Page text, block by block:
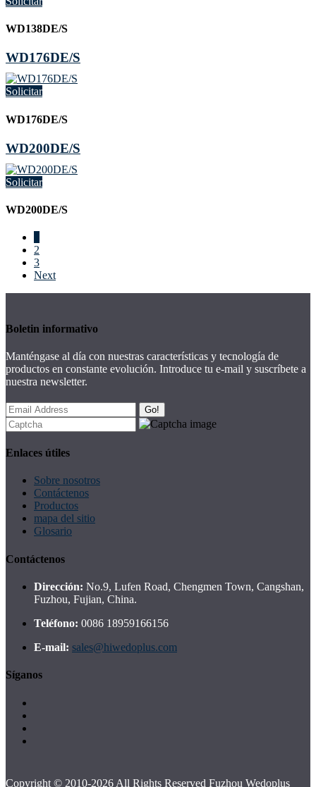
WD138DE/S
WD176DE/S
Solicitar
WD176DE/S
WD200DE/S
Solicitar
WD200DE/S
2
3
Next
Boletin informativo
Manténgase al día con nuestras características y tecnología de
productos en constante evolución. Introduce tu e-mail y suscríbete a
nuestra newsletter.
Go!
Enlaces útiles
Sobre nosotros
Contáctenos
Productos
mapa del sitio
Glosario
Contáctenos
Dirección: No.9, Lufen Road, Chengmen Town, Cangshan,
Fuzhou, Fujian, China.
Teléfono: 0086 18959166156
E-mail: sales@hiwedoplus.com
Síganos
Copyright © 2010-2026 All Rights Reserved Fuzhou Wedoplus